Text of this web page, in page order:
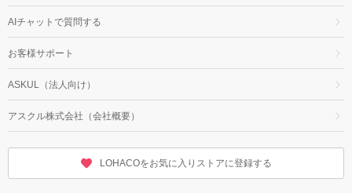
AIチャットで質問する
お客様サポート
ASKUL（法人向け）
アスクル株式会社（会社概要）
LOHACOをお気に入りストアに登録する